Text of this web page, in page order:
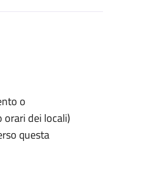
o
dei locali)
questa